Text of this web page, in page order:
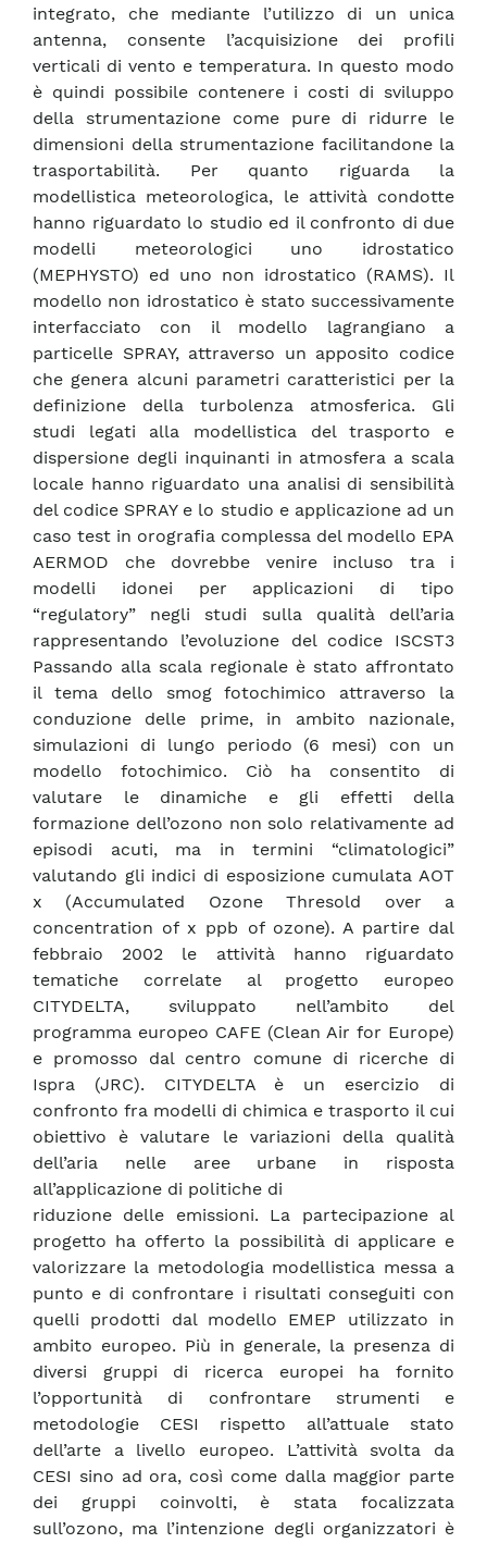
integrato, che mediante l’utilizzo di un unica
antenna, consente l’acquisizione dei profili
verticali di vento e temperatura. In questo modo
è quindi possibile contenere i costi di sviluppo
della strumentazione come pure di ridurre le
dimensioni della strumentazione facilitandone la
trasportabilità. Per quanto riguarda la
modellistica meteorologica, le attività condotte
hanno riguardato lo studio ed il confronto di due
modelli meteorologici uno idrostatico
(MEPHYSTO) ed uno non idrostatico (RAMS). Il
modello non idrostatico è stato successivamente
interfacciato con il modello lagrangiano a
particelle SPRAY, attraverso un apposito codice
che genera alcuni parametri caratteristici per la
definizione della turbolenza atmosferica. Gli
studi legati alla modellistica del trasporto e
dispersione degli inquinanti in atmosfera a scala
locale hanno riguardato una analisi di sensibilità
del codice SPRAY e lo studio e applicazione ad un
caso test in orografia complessa del modello EPA
AERMOD che dovrebbe venire incluso tra i
modelli idonei per applicazioni di tipo
“regulatory” negli studi sulla qualità dell’aria
rappresentando l’evoluzione del codice ISCST3
Passando alla scala regionale è stato affrontato
il tema dello smog fotochimico attraverso la
conduzione delle prime, in ambito nazionale,
simulazioni di lungo periodo (6 mesi) con un
modello fotochimico. Ciò ha consentito di
valutare le dinamiche e gli effetti della
formazione dell’ozono non solo relativamente ad
episodi acuti, ma in termini “climatologici”
valutando gli indici di esposizione cumulata AOT
x (Accumulated Ozone Thresold over a
concentration of x ppb of ozone). A partire dal
febbraio 2002 le attività hanno riguardato
tematiche correlate al progetto europeo
CITYDELTA, sviluppato nell’ambito del
programma europeo CAFE (Clean Air for Europe)
e promosso dal centro comune di ricerche di
Ispra (JRC). CITYDELTA è un esercizio di
confronto fra modelli di chimica e trasporto il cui
obiettivo è valutare le variazioni della qualità
dell’aria nelle aree urbane in risposta
all’applicazione di politiche di
riduzione delle emissioni. La partecipazione al
progetto ha offerto la possibilità di applicare e
valorizzare la metodologia modellistica messa a
punto e di confrontare i risultati conseguiti con
quelli prodotti dal modello EMEP utilizzato in
ambito europeo. Più in generale, la presenza di
diversi gruppi di ricerca europei ha fornito
l’opportunità di confrontare strumenti e
metodologie CESI rispetto all’attuale stato
dell’arte a livello europeo. L’attività svolta da
CESI sino ad ora, così come dalla maggior parte
dei gruppi coinvolti, è stata focalizzata
sull’ozono, ma l’intenzione degli organizzatori è